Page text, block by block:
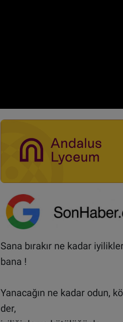
Sana bırakır ne kadar
bana !
Yanacağın ne kadar odun,
der,